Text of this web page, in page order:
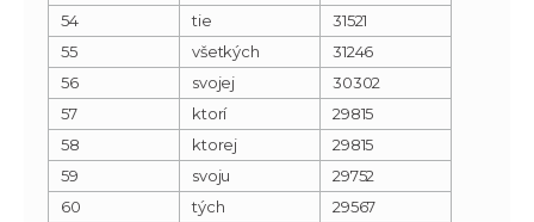
54
tie
31521
55
všetkých
31246
56
svojej
30302
57
ktorí
29815
58
ktorej
29815
59
svoju
29752
60
tých
29567